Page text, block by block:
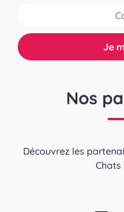
Nos
Découvrez les
Chats